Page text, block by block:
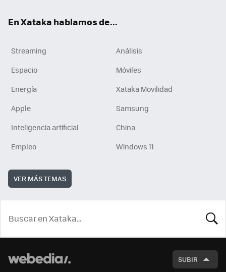
En Xataka hablamos de...
Streaming
Análisis
Espacio
Móviles
Energía
Xataka Movilidad
Apple
Samsung
Inteligencia artificial
China
Empleo
Windows 11
VER MÁS TEMAS
SUBIR